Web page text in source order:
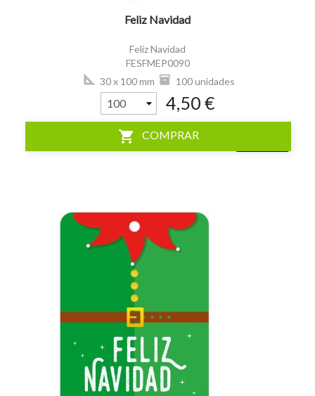
Feliz Navidad
Feliz Navidad
FESFMEP0090
30 x 100 mm
100 unidades
4,50 €
shopping_cart COMPRAR